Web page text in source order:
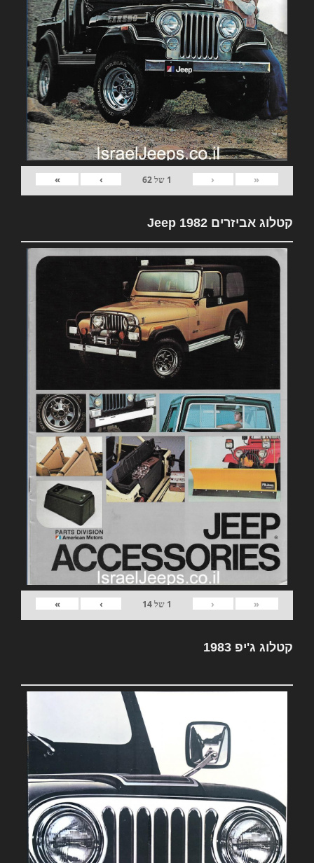
«
‹
1 של62
›
»
קטלוג אביזרים 1982 Jeep
«
‹
1 של14
›
»
קטלוג ג'יפ 1983